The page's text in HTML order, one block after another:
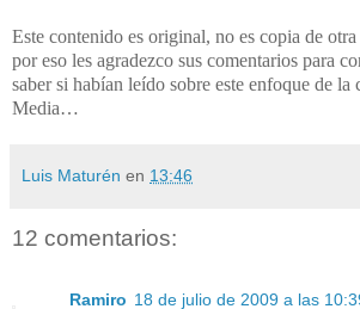
Este contenido es original, no es copia de
por eso les agradezco sus comentarios para
saber si habían leído sobre este enfoque de
Media…
Luis Maturén en 13:46
12 comentarios:
Ramiro 18 de julio de 2009 a las